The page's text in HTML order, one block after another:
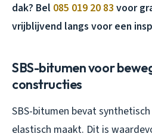
dak? Bel 085 019 20 83 voor
vrijblijvend langs voor een
SBS-bitumen voor
constructies
SBS-bitumen bevat
elastisch maakt. Dit is